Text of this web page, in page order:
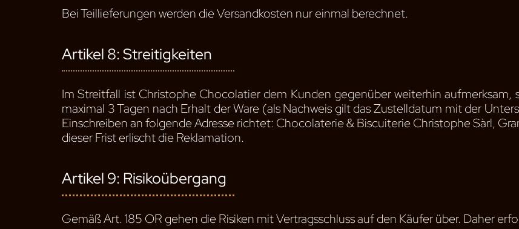
Bei Teillieferungen werden die Versandkosten nur einmal berechnet.
Artikel 8: Streitigkeiten
Im Streitfall ist Christophe Chocolatier dem Kunden gegenüber weiterhin aufmerksam,
maximal 3 Tagen nach Erhalt der Ware (als Nachweis gilt das Zustelldatum mit der
Einschreiben an folgende Adresse richtet: Chocolaterie & Biscuiterie Christophe Sàrl,
dieser Frist erlischt die Reklamation.
Artikel 9: Risikoübergang
Gemäß Art. 185 OR gehen die Risiken mit Vertragsschluss auf den Käufer über. Daher